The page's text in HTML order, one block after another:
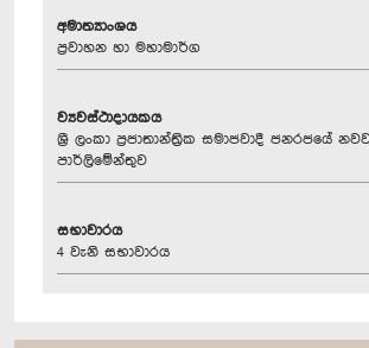
අමාත්‍යාංශය
ප්‍රවාහන හා මහාමාර්ග
ව්‍යවස්ථාදායකය
ශ්‍රී ලංකා ප්‍රජාතාන්ත්‍රික සමාජවාදී ජනරජයේ
පාර්ලිමේන්තුව
සභාවාරය
4 වැනි සභාවාරය